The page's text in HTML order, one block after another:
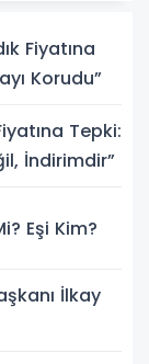
Fiyatına
Korudu”
Tepki:
İndirimdir”
Eşi Kim?
İlkay